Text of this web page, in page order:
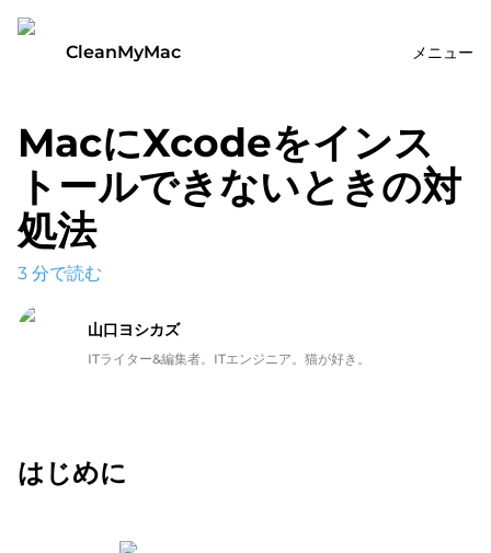
CleanMyMac メニュー
MacにXcodeをインス
トールできないときの対
処法
3 分で読む
山口ヨシカズ
ITライター&編集者。ITエンジニア。猫が好き。
はじめに